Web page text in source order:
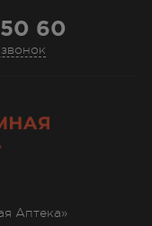
60
Аптека»